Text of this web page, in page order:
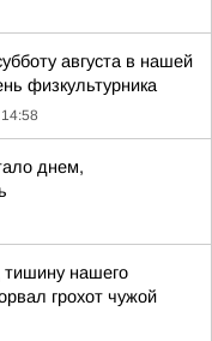
августа в нашей
физкультурника
14:58
днем,
тишину нашего
грохот чужой